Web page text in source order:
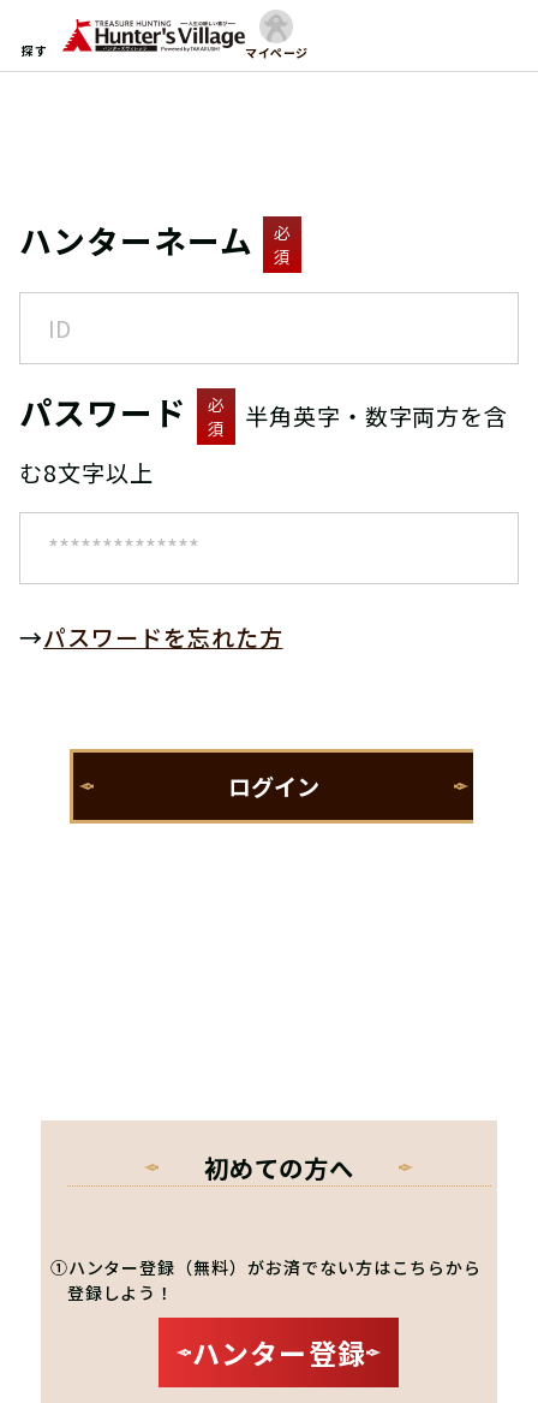
探す マイページ
ハンターネーム
必
須
パスワード
必
須
半角英字・数字両方を含
む8文字以上
→パスワードを忘れた方
初めての方へ
①ハンター登録（無料）がお済でない方はこちらから
登録しよう！
ハンター登録